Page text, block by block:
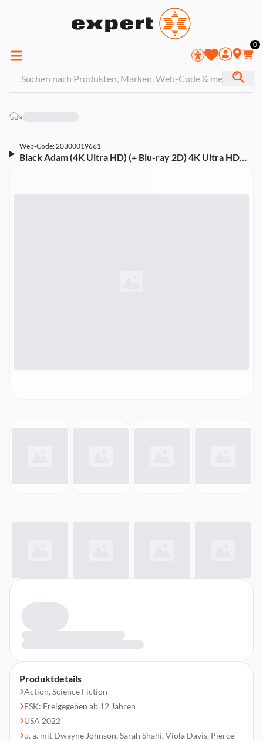
0
»
Web-Code: 20300019661
Black Adam (4K Ultra HD) (+ Blu-ray 2D) 4K Ultra HD
Produktdetails
Action, Science Fiction
FSK: Freigegeben ab 12 Jahren
USA 2022
u. a. mit Dwayne Johnson, Sarah Shahi, Viola Davis, Pierce